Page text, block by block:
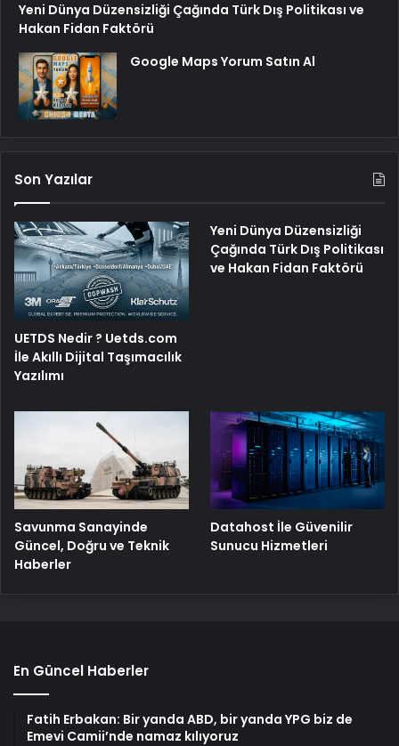
Yeni Dünya Düzensizliği Çağında Türk Dış Politikası ve
Hakan Fidan Faktörü
Google Maps Yorum Satın Al
Son Yazılar
UETDS Nedir ? Uetds.com
İle Akıllı Dijital Taşımacılık
Yazılımı
Yeni Dünya Düzensizliği
Çağında Türk Dış Politikası
ve Hakan Fidan Faktörü
Savunma Sanayinde
Güncel, Doğru ve Teknik
Haberler
Datahost İle Güvenilir
Sunucu Hizmetleri
En Güncel Haberler
Fatih Erbakan: Bir yanda ABD, bir yanda YPG biz de
Emevi Camii’nde namaz kılıyoruz